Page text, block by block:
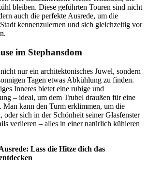
bleiben. Diese geführten Touren sind nicht
auch die perfekte Ausrede, um die
kennenzulernen und sich gleichzeitig vor
im Stephansdom
nur ein architektonisches Juwel, sondern
Tagen etwas Abkühlung zu finden.
Inneres bietet eine ruhige und
– ideal, um dem Trubel draußen für eine
Man kann den Turm erklimmen, um die
oder sich in der Schönheit seiner Glasfenster
verlieren – alles in einer natürlich kühleren
Lass die Hitze dich das